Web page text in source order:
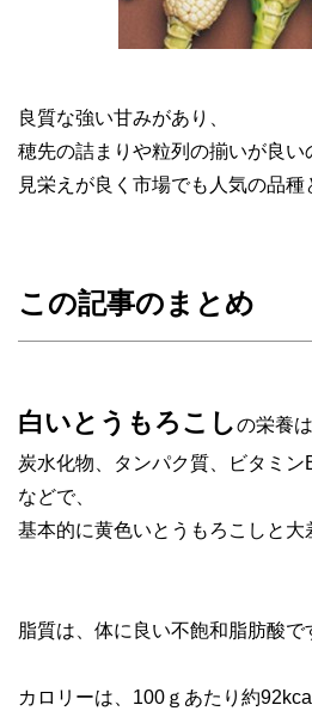
良質な強い甘みがあり、
穂先の詰まりや粒列の揃いが良い
見栄えが良く市場でも人気の品種
この記事のまとめ
白いとうもろこしの栄養は
炭水化物、タンパク質、ビタミ
などで、
基本的に黄色いとうもろこしと大
脂質は、体に良い不飽和脂肪酸で
カロリーは、100ｇあたり約